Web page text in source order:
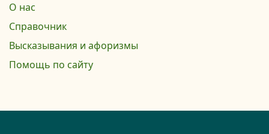
О нас
Справочник
Высказывания и афоризмы
Помощь по сайту